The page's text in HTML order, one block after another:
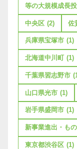
等の大規模成長
中央区 (2) 佐
兵庫県宝塚市 (1)
北海道中川町 (1)
千葉県習志野市
山口県光市 (1)
岩手県盛岡市 (1)
新事業進出・も
東京都渋谷区 (1)